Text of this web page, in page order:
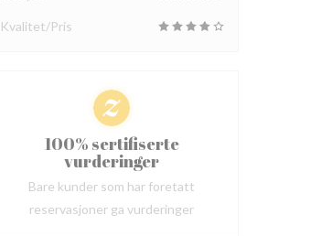
Kvalitet/Pris
100% sertifiserte
vurderinger
Bare kunder som har foretatt
reservasjoner ga vurderinger